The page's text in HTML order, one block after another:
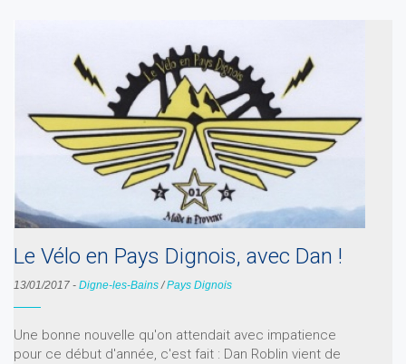
Le Vélo en Pays Dignois, avec Dan !
13/01/2017 - Digne-les-Bains/Pays Dignois
Une bonne nouvelle qu'on attendait avec impatience
pour ce début d'année, c'est fait : Dan Roblin vient de